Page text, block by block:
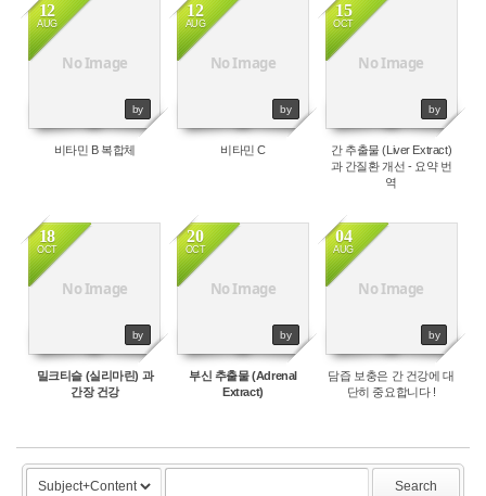
No Image
12
AUG
by
비타민 B 복합체
No Image
12
AUG
by
비타민 C
No Image
15
OCT
by
간 추출물 (Liver Extract)
과 간질환 개선 - 요약 번
역
No Image
18
OCT
by
밀크티슬 (실리마린) 과
간장 건강
No Image
20
OCT
by
부신 추출물 (Adrenal
Extract)
No Image
04
AUG
by
담즙 보충은 간 건강에 대
단히 중요합니다 !
Search